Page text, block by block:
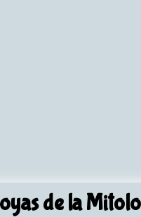
de la